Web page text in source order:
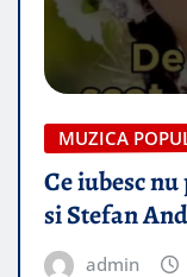
MUZICA
Ce iubesc
si Stefan
admin